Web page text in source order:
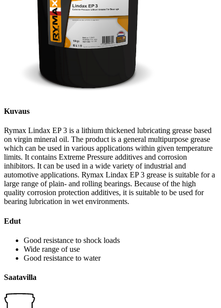
Kuvaus
Rymax Lindax EP 3 is a lithium thickened lubricating grease based
on virgin mineral oil. The product is a general multipurpose grease
which can be used in various applications within given temperature
limits. It contains Extreme Pressure additives and corrosion
inhibitors. It can be used in a wide variety of industrial and
automotive applications. Rymax Lindax EP 3 grease is suitable for a
large range of plain- and rolling bearings. Because of the high
quality corrosion protection additives, it is suitable to be used for
bearing lubrication in wet environments.
Edut
Good resistance to shock loads
Wide range of use
Good resistance to water
Saatavilla